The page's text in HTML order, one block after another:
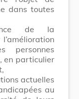
dans toutes
de la
personnes
en particulier
actuelles
au